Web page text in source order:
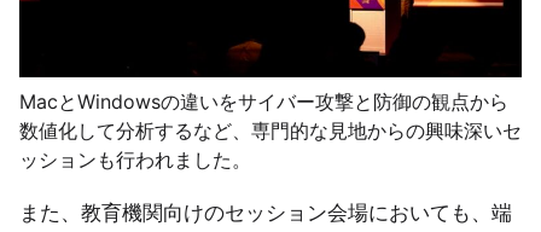
MacとWindowsの違いをサイバー攻撃と防御の観点から
数値化して分析するなど、専門的な見地からの興味深いセ
ッションも行われました。
また、教育機関向けのセッション会場においても、端